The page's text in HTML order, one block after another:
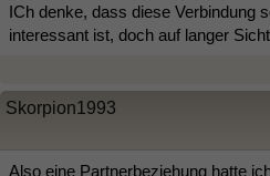
ICh denke, dass diese Verbindung
interessant ist, doch auf langer
Skorpion1993
Also eine Partnerbeziehung hatte